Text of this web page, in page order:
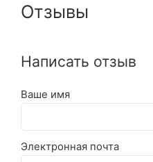
Отзывы
Написать отзыв
Ваше имя
Электронная почта